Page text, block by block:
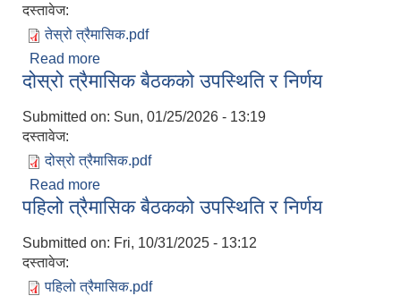
दस्तावेज:
तेस्रो त्रैमासिक.pdf
Read more
दोस्रो त्रैमासिक बैठकको उपस्थिति र निर्णय
Submitted on: Sun, 01/25/2026 - 13:19
दस्तावेज:
दोस्रो त्रैमासिक.pdf
Read more
पहिलो त्रैमासिक बैठकको उपस्थिति र निर्णय
Submitted on: Fri, 10/31/2025 - 13:12
दस्तावेज:
पहिलो त्रैमासिक.pdf